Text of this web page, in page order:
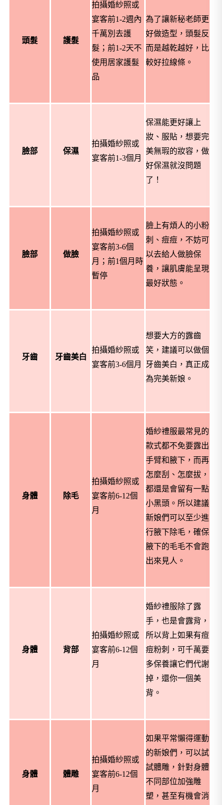
頭髮 護髮
拍攝婚紗照或
宴客前1-2週內
千萬別去護
髮；前1-2天不
使用居家護髮
品
為了讓新秘老師更
好做造型，頭髮反
而是越乾越好，比
較好拉線條。
臉部 保濕
拍攝婚紗照或
宴客前1-3個月
保濕能更好讓上
妝、服貼，想要完
美無瑕的妝容，做
好保濕就沒問題
了！
臉部 做臉
拍攝婚紗照或
宴客前3-6個
月；前1個月時
暫停
臉上有煩人的小粉
刺、痘痘，不妨可
以去給人做臉保
養，讓肌膚能呈現
最好狀態。
牙齒 牙齒美白
拍攝婚紗照或
宴客前3-6個月
想要大方的露齒
笑，建議可以做個
牙齒美白，真正成
為完美新娘。
身體 除毛
拍攝婚紗照或
宴客前6-12個
月
婚紗禮服最常見的
款式都不免要露出
手臂和腋下，而再
怎麼刮、怎麼拔，
都還是會留有一點
小黑頭。所以建議
新娘們可以至少進
行腋下除毛，確保
腋下的毛毛不會跑
出來見人。
身體 背部
拍攝婚紗照或
宴客前6-12個
月
婚紗禮服除了露
手，也是會露背，
所以背上如果有痘
痘粉刺，可千萬要
多保養讓它們代謝
掉，還你一個美
背。
身體 體雕
拍攝婚紗照或
宴客前6-12個
月
如果平常懶得運動
的新娘們，可以試
試體雕，針對身體
不同部位加強雕
塑，甚至有機會消